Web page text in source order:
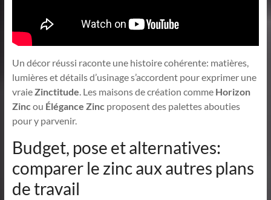
Un décor réussi raconte une histoire cohérente: matières,
lumières et détails d’usinage s’accordent pour exprimer une
vraieZinctitude. Les maisons de création comme Horizon
Zincou Élégance Zincproposent des palettes abouties
pour y parvenir.
Budget, pose et alternatives:
comparer le zinc aux autres plans
de travail